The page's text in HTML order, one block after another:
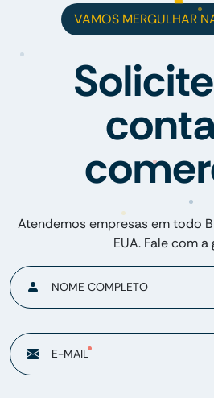
VAMOS MERGULHAR
Atendemos empresas em todo
EUA. Fale com a
NOME COMPLETO
E-MAIL